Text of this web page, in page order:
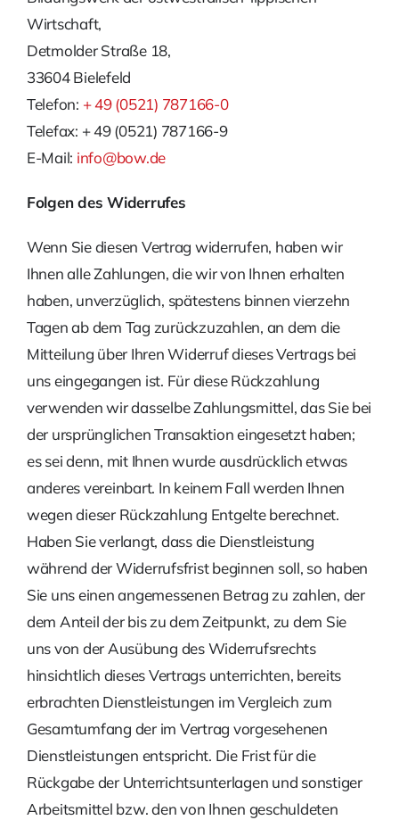
Wirtschaft,
Detmolder Straße 18,
33604 Bielefeld
Telefon: + 49 (0521) 787166-0
Telefax: + 49 (0521) 787166-9
E-Mail: info@bow.de
Folgen des Widerrufes
Wenn Sie diesen Vertrag widerrufen, haben wir
Ihnen alle Zahlungen, die wir von Ihnen er­halten
haben, unverzüglich, spätestens binnen vierzehn
Tagen ab dem Tag zurückzuzahlen, an dem die
Mitteilung über Ihren Widerruf dieses Vertrags bei
uns eingegangen ist. Für diese Rückzahlung
verwenden wir dasselbe Zahlungsmittel, das Sie bei
der ursprünglichen Trans­aktion eingesetzt haben;
es sei denn, mit Ihnen wurde ausdrücklich etwas
anderes verein­bart. In keinem Fall werden Ihnen
wegen dieser Rückzahlung Entgelte berechnet.
Haben Sie verlangt, dass die Dienstleistung
während der Widerrufsfrist beginnen soll, so haben
Sie uns einen angemessenen Betrag zu zahlen, der
dem Anteil der bis zu dem Zeitpunkt, zu dem Sie
uns von der Ausübung des Widerrufsrechts
hinsichtlich dieses Vertrags unterrichten, bereits
erbrachten Dienstleistungen im Vergleich zum
Gesamtumfang der im Vertrag vorgesehenen
Dienstleistungen entspricht. Die Frist für die
Rückgabe der Unterrichtsunterlagen und sonsti­ger
Arbeitsmittel bzw. den von Ihnen geschuldeten